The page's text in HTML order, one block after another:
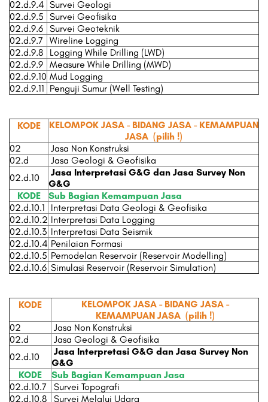
02.d.9.4 Survei Geologi
02.d.9.5 Survei Geofisika
02.d.9.6 Survei Geoteknik
02.d.9.7 Wireline Logging
02.d.9.8
Logging While Drilling (LWD)
02.d.9.9 Measure While Drilling (MWD)
02.d.9.10 Mud Logging
02.d.9.11 Penguji Sumur (Well Testing)
KODE
KELOMPOK JASA - BIDANG JASA - KEMAMPUAN
JASA (pilih !)
02
Jasa Non Konstruksi
02.d
Jasa Geologi & Geofisika
02.d.10
Jasa Interpretasi G&G dan Jasa Survey Non
G&G
KODE
Sub Bagian Kemampuan Jasa
02.d.10.1
Interpretasi Data Geologi & Geofisika
02.d.10.2 Interpretasi Data Logging
02.d.10.3 Interpretasi Data Seismik
02.d.10.4 Penilaian Formasi
02.d.10.5 Pemodelan Reservoir (Reservoir Modelling)
02.d.10.6 Simulasi Reservoir (Reservoir Simulation)
KODE
KELOMPOK JASA - BIDANG JASA -
KEMAMPUAN JASA (pilih !)
02
Jasa Non Konstruksi
02.d
Jasa Geologi & Geofisika
02.d.10
Jasa Interpretasi G&G dan Jasa Survey Non
G&G
KODE
Sub Bagian Kemampuan Jasa
02.d.10.7
Survei Topografi
02.d.10.8
Survei Melalui Udara